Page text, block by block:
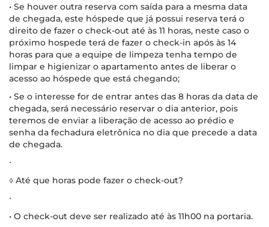
• Se houver outra reserva com saída para a mesma data
de chegada, este hóspede que já possui reserva terá o
direito de fazer o check-out até às 11 horas, neste caso o
próximo hospede terá de fazer o check-in após às 14
horas para que a equipe de limpeza tenha tempo de
limpar e higienizar o apartamento antes de liberar o
acesso ao hóspede que está chegando;
• Se o interesse for de entrar antes das 8 horas da data de
chegada, será necessário reservar o dia anterior, pois
teremos de enviar a liberação de acesso ao prédio e
senha da fechadura eletrônica no dia que precede a data
de chegada.
∙
◊ Até que horas pode fazer o check-out?
∙
• O check-out deve ser realizado até às 11h00 na portaria.